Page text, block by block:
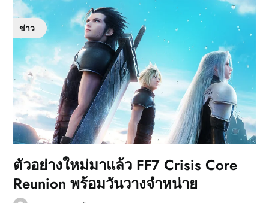
ข่าว
ตัวอย่างใหม่มาแล้ว FF7 Crisis Core
Reunion พร้อมวันวางจำหน่าย